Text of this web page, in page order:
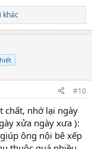
khác
#10
chất, nhớ lại ngày
xửa ngày xưa ):
ông nội bê xếp